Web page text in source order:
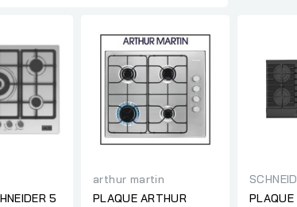
5
arthur martin
PLAQUE ARTHUR
PLAQUE